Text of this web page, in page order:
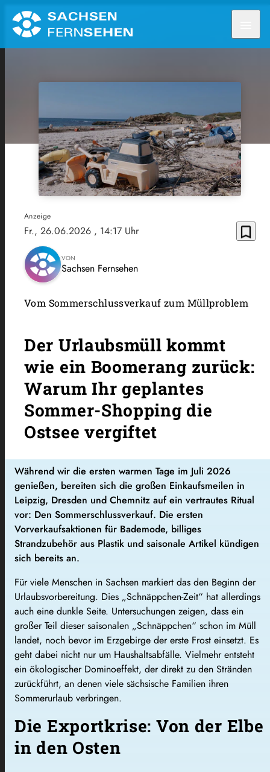
Anzeige
Fr., 26.06.2026 , 14:17 Uhr bookmark_border
VON
Sachsen Fernsehen
Vom Sommerschlussverkauf zum Müllproblem
Der Urlaubsmüll kommt
wie ein Boomerang zurück:
Warum Ihr geplantes
Sommer-Shopping die
Ostsee vergiftet
Während wir die ersten warmen Tage im Juli 2026
genießen, bereiten sich die großen Einkaufsmeilen in
Leipzig, Dresden und Chemnitz auf ein vertrautes Ritual
vor: Den Sommerschlussverkauf. Die ersten
Vorverkaufsaktionen für Bademode, billiges
Strandzubehör aus Plastik und saisonale Artikel kündigen
sich bereits an.
Für viele Menschen in Sachsen markiert das den Beginn der
Urlaubsvorbereitung. Dies „Schnäppchen-Zeit“ hat allerdings
auch eine dunkle Seite. Untersuchungen zeigen, dass ein
großer Teil dieser saisonalen „Schnäppchen“ schon im Müll
landet, noch bevor im Erzgebirge der erste Frost einsetzt. Es
geht dabei nicht nur um Haushaltsabfälle. Vielmehr entsteht
ein ökologischer Dominoeffekt, der direkt zu den Stränden
zurückführt, an denen viele sächsische Familien ihren
Sommerurlaub verbringen.
Die Exportkrise: Von der Elbe
in den Osten